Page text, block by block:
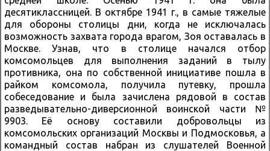
десятиклассницей. В октябре 1941 г., в самые тяжелые
для обороны столицы дни, когда не исключалась
возможность захвата города врагом, Зоя оставалась в
Москве. Узнав, что в столице начался отбор
комсомольцев для выполнения заданий в тылу
противника, она по собственной инициативе пошла в
райком комсомола, получила путевку, прошла
собеседование и была зачислена рядовой в состав
разведывательно-диверсионной воинской части №
9903. Её основу составили добровольцы из
комсомольских организаций Москвы и Подмосковья, а
командный состав набран из слушателей Военной